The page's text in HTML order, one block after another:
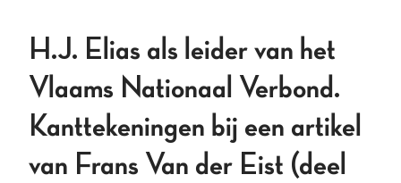
H.J. Elias als leider van het
Vlaams Nationaal Verbond.
Kanttekeningen bij een artikel
van Frans Van der Eist (deel